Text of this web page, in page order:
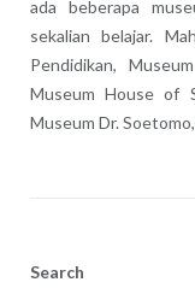
ada beberapa
sekalian belajar.
Pendidikan,
Museum House of
Museum Dr.
Search